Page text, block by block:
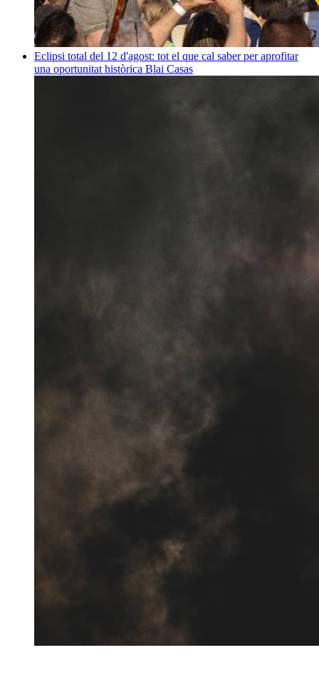
Eclipsi total del 12 d'agost: tot el que cal saber per aprofitar
una oportunitat històrica Blai Casas